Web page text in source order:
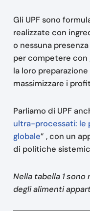
Gli UPF sono
realizzate con
o nessuna
per competere con
la loro
massimizzare i
Parliamo di UPF
ultra-processati: le
globale” , con un
di politiche
Nella tabella 1
degli alimenti